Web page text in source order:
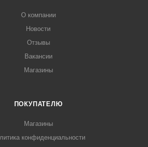
О компании
Новости
Отзывы
Вакансии
Магазины
ПОКУПАТЕЛЮ
Магазины
конфиденциальности